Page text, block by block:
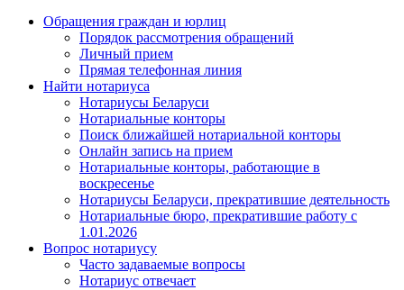
Обращения граждан и юрлиц
Порядок рассмотрения обращений
Личный прием
Прямая телефонная линия
Найти нотариуса
Нотариусы Беларуси
Нотариальные конторы
Поиск ближайшей нотариальной конторы
Онлайн запись на прием
Нотариальные конторы, работающие в
воскресенье
Нотариусы Беларуси, прекратившие деятельность
Нотариальные бюро, прекратившие работу с
1.01.2026
Вопрос нотариусу
Часто задаваемые вопросы
Нотариус отвечает